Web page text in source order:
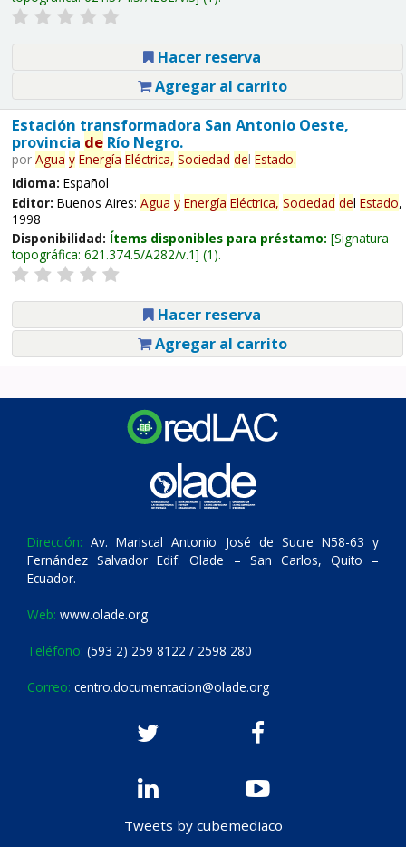
Hacer reserva
Agregar al carrito
Estación transformadora San Antonio Oeste,
provincia deRío Negro.
por Agua y Energía Eléctrica, Sociedad del Estado.
Idioma: Español
Editor: Buenos Aires: Agua y Energía Eléctrica, Sociedad del Estado,
1998
Disponibilidad: Ítems disponibles para préstamo: Signatura
topográfica: 621.374.5/A282/v.1 (1).
Hacer reserva
Agregar al carrito
Dirección: Av. Mariscal Antonio José de Sucre N58-63 y
Fernández Salvador Edif. Olade – San Carlos, Quito –
Ecuador.
Web: www.olade.org
Teléfono: (593 2) 259 8122 / 2598 280
Correo: centro.documentacion@olade.org
Tweets by cubemediaco